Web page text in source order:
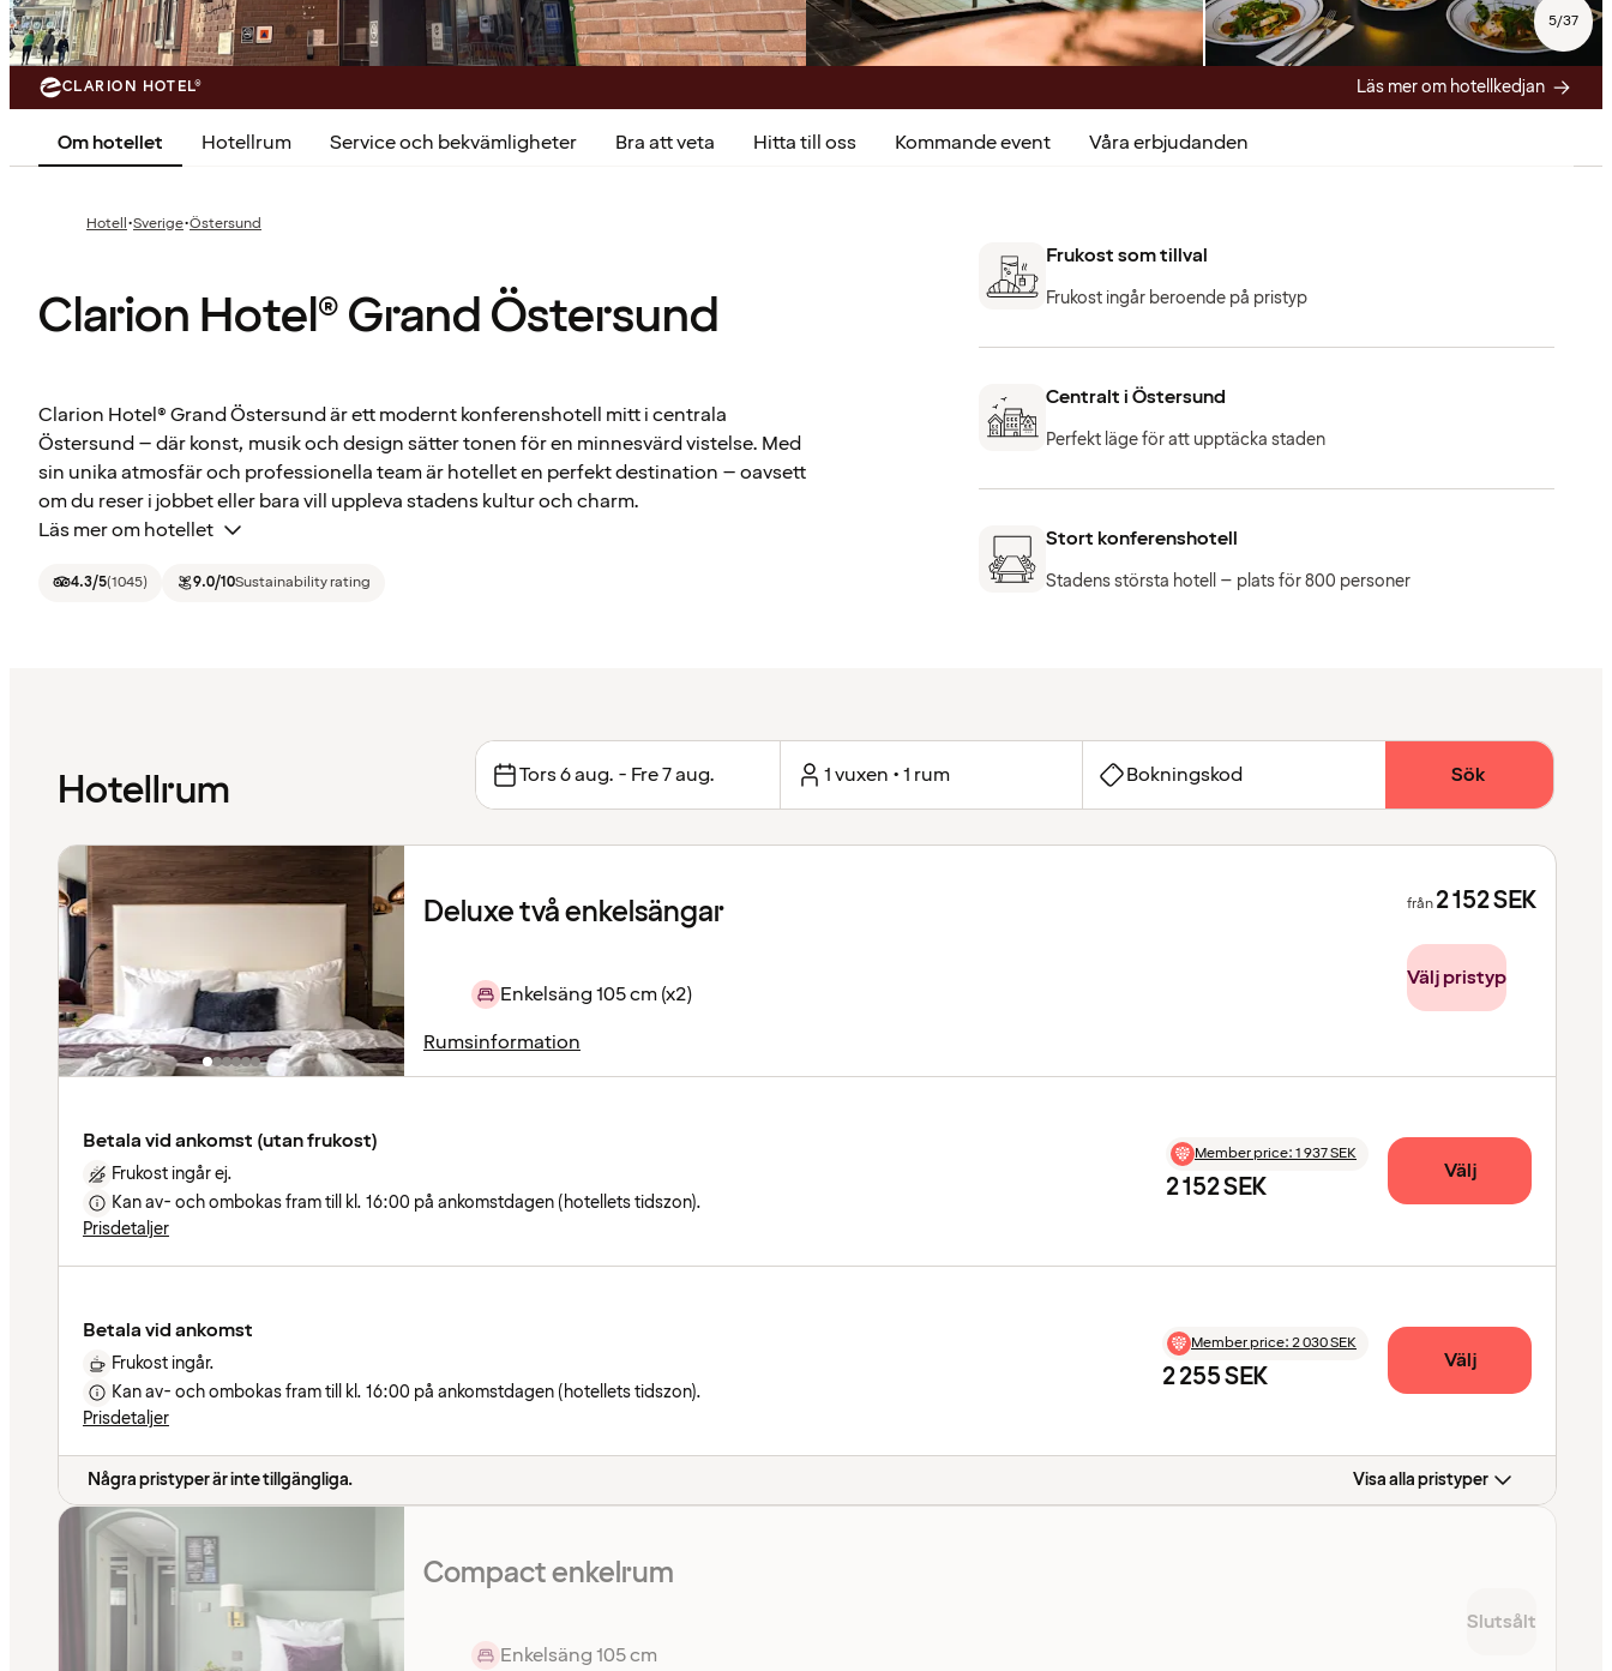
5/37
CLARION HOTEL® Läs mer om hotellkedjan
Om hotellet Hotellrum Service och bekvämligheter Bra att veta Hitta till oss Kommande event Våra erbjudanden
Hotell·Sverige·Östersund
Clarion Hotel® Grand Östersund
Clarion Hotel® Grand Östersund är ett modernt konferenshotell mitt i centrala
Östersund – där konst, musik och design sätter tonen för en minnesvärd vistelse. Med
sin unika atmosfär och professionella team är hotellet en perfekt destination – oavsett
om du reser i jobbet eller bara vill uppleva stadens kultur och charm.
Läs mer om hotellet
4.3/5(1045) 9.0/10Sustainability rating
Frukost som tillval
Frukost ingår beroende på pristyp
Centralt i Östersund
Perfekt läge för att upptäcka staden
Stort konferenshotell
Stadens största hotell – plats för 800 personer
Hotellrum Tors 6 aug. - Fre 7 aug. 1 vuxen • 1 rum Bokningskod Sök
Deluxe två enkelsängar
Enkelsäng 105 cm (x2)
Rumsinformation
från2 152SEK
Välj pristyp
Betala vid ankomst (utan frukost) Member price:1 937 SEK
2 152 SEK Välj
Frukost ingår ej.
Kan av- och ombokas fram till kl. 16:00 på ankomstdagen (hotellets tidszon).
Prisdetaljer
Betala vid ankomst Member price:2 030 SEK
2 255 SEK Välj
Frukost ingår.
Kan av- och ombokas fram till kl. 16:00 på ankomstdagen (hotellets tidszon).
Prisdetaljer
Några pristyper är inte tillgängliga. Visa alla pristyper
Compact enkelrum
Enkelsäng 105 cm
Slutsålt